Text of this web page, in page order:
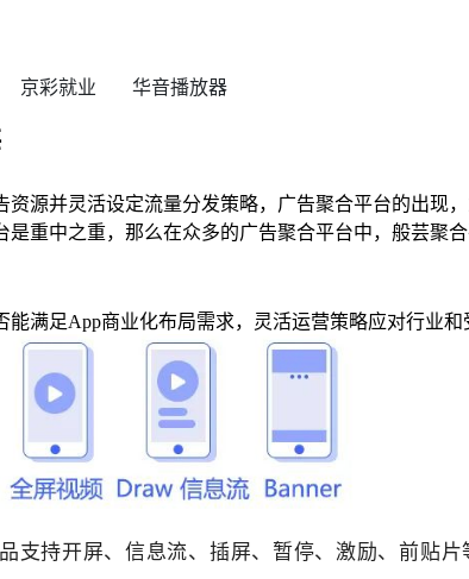
京彩就业 华音播放器
源并灵活设定流量分发策略， 广告聚合平台的出现
重中之重，那么在众多的广告聚合平台中，般芸聚合
满足App商业化布局需求，灵活运营策略应对行业
支持开屏、信息流、插屏、暂停、激励、前贴